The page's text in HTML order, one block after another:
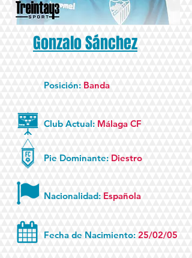
Gonzalo Sánchez
Posición: Banda
Club Actual: Málaga CF
Pie Dominante: Diestro
Nacionalidad: Española
Fecha de Nacimiento: 25/02/05